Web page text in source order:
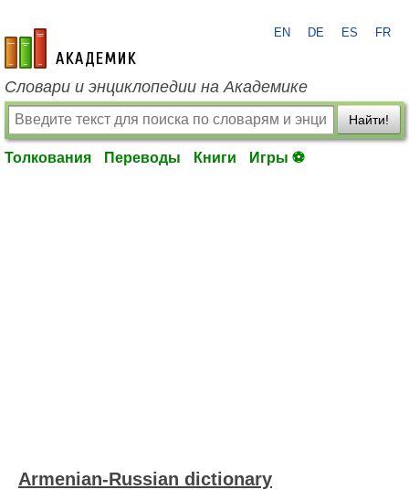
academic.ru
EN DE ES FR
Словари и энциклопедии на Академике
Найти!
Толкования Переводы Книги Игры ⚽
Armenian-Russian dictionary